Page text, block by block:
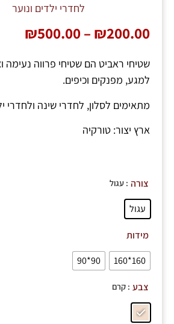
לחדרי ילדים ונוער
₪200.00
–
₪500.00
שטיחי ראביט הם שטיחי פרווה נעימה
למגע, מפנקים וכיפים.
מתאימים לסלון, לחדרי שינה ולחדרי
ארץ יצור: טורקיה
צורה : עגול
עגול
מידות
160*160
90*90
צבע : קרם